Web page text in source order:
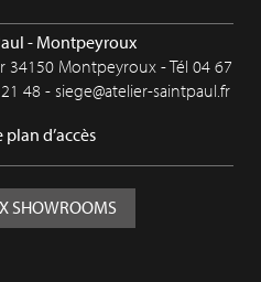
- Montpeyroux
34150 Montpeyroux - Tél 04 67
48 - siege@atelier-saintpaul.fr
plan d’accès
SHOWROOMS